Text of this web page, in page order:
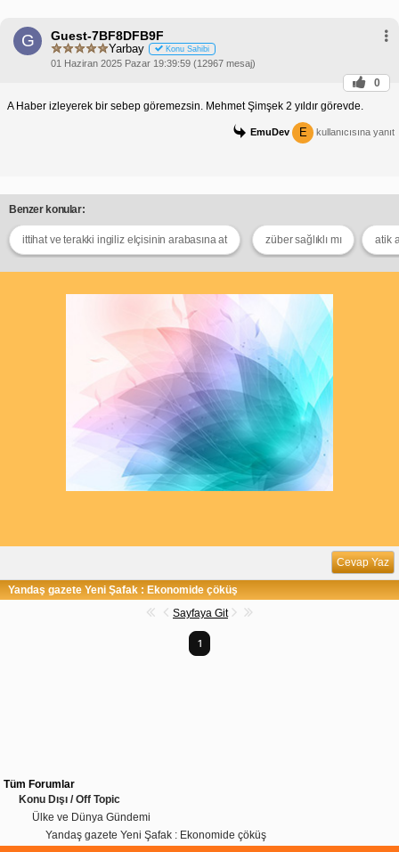
G Guest-7BF8DFB9F
Yarbay Konu Sahibi
01 Haziran 2025 Pazar 19:39:59 (12967 mesaj)
0
A Haber izleyerek bir sebep göremezsin. Mehmet Şimşek 2 yıldır görevde.
EmuDev E kullanıcısına yanıt
Benzer konular:
ittihat ve terakki ingiliz elçisinin arabasına at züber sağlıklı mı atik
Cevap Yaz
Yandaş gazete Yeni Şafak : Ekonomide çöküş
Sayfaya Git
1
Tüm Forumlar
Konu Dışı / Off Topic
Ülke ve Dünya Gündemi
Yandaş gazete Yeni Şafak : Ekonomide çöküş